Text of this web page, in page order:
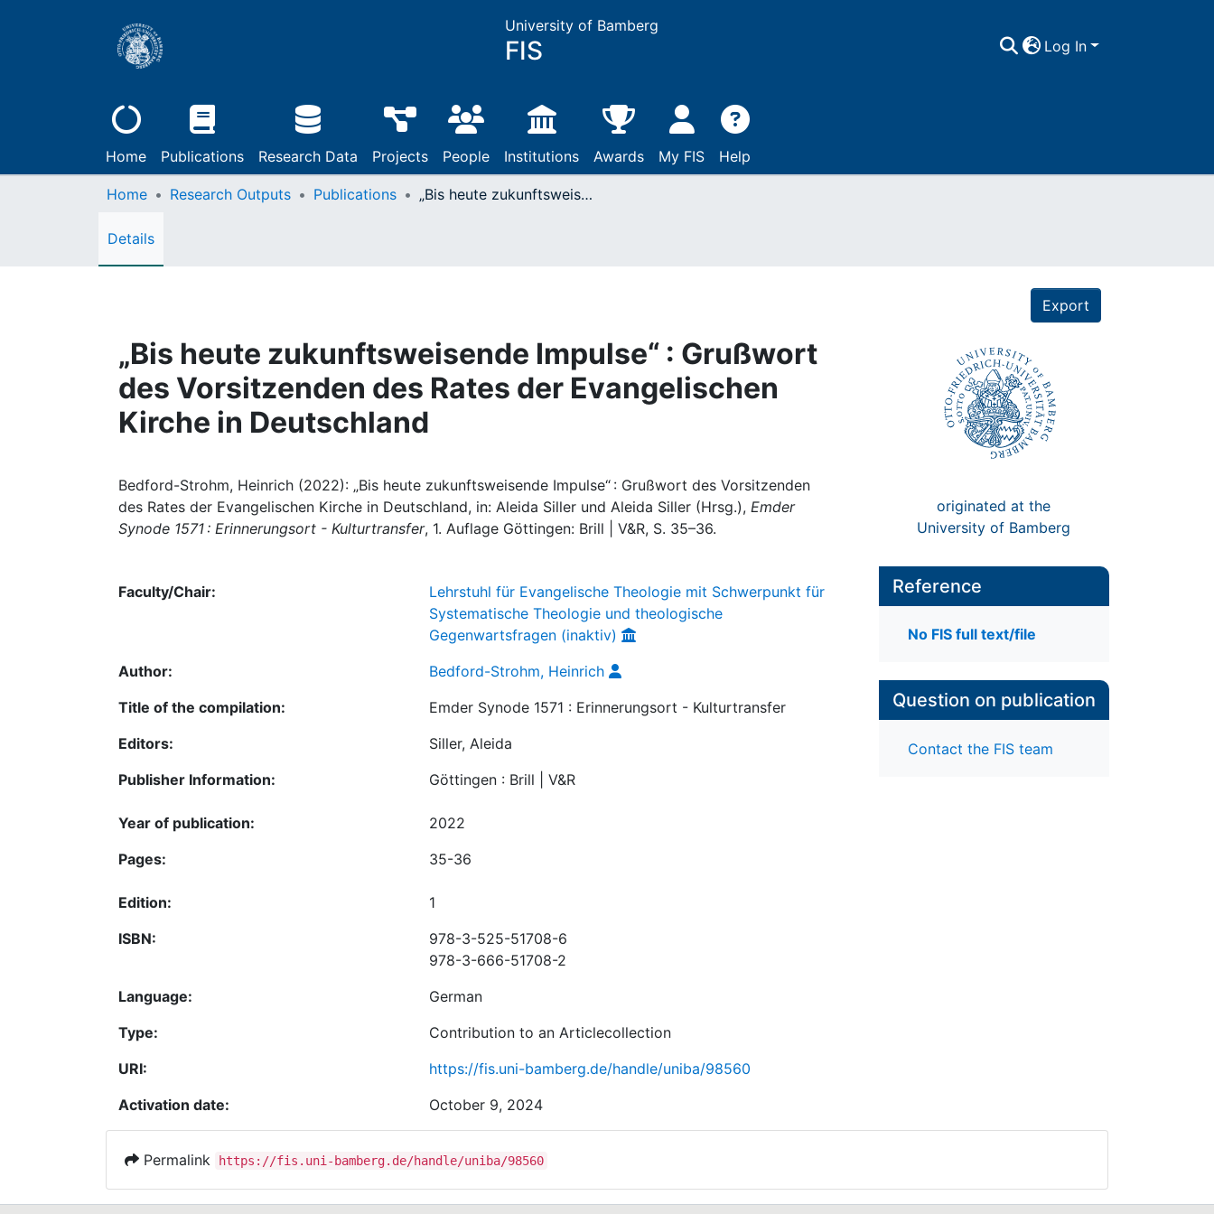
University of Bamberg
FIS Log In
Home Publications Research Data Projects People Institutions Awards My FIS Help
Home Research Outputs Publications „Bis heute zukunftsweisende Impulse“ : Grußwort des Vorsitzenden des Rates der Evangelischen Kirche in Deutschland
Details
Export
„Bis heute zukunftsweisende Impulse“ : Grußwort
des Vorsitzenden des Rates der Evangelischen
Kirche in Deutschland
Bedford-Strohm, Heinrich (2022): „Bis heute zukunftsweisende Impulse“ : Grußwort des Vorsitzenden
des Rates der Evangelischen Kirche in Deutschland, in: Aleida Siller und Aleida Siller (Hrsg.), Emder
Synode 1571 : Erinnerungsort - Kulturtransfer, 1. Auflage Göttingen: Brill | V&R, S. 35–36.
originated at the
University of Bamberg
Faculty/Chair:
Lehrstuhl für Evangelische Theologie mit Schwerpunkt für
Systematische Theologie und theologische
Gegenwartsfragen (inaktiv)
Author:
Bedford-Strohm, Heinrich
Title of the compilation:
Emder Synode 1571 : Erinnerungsort - Kulturtransfer
Editors:
Siller, Aleida
Publisher Information:
Göttingen : Brill | V&R
Year of publication:
2022
Pages:
35-36
Edition:
1
ISBN:
978-3-525-51708-6
978-3-666-51708-2
Language:
German
Type:
Contribution to an Articlecollection
URI:
https://fis.uni-bamberg.de/handle/uniba/98560
Activation date:
October 9, 2024
Reference
No FIS full text/file
Question on publication
Contact the FIS team
Permalink https://fis.uni-bamberg.de/handle/uniba/98560